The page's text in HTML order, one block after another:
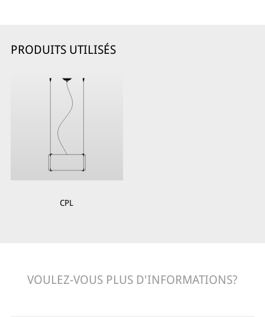
PRODUITS UTILISÉS
CPL
VOULEZ-VOUS PLUS D'INFORMATIONS?